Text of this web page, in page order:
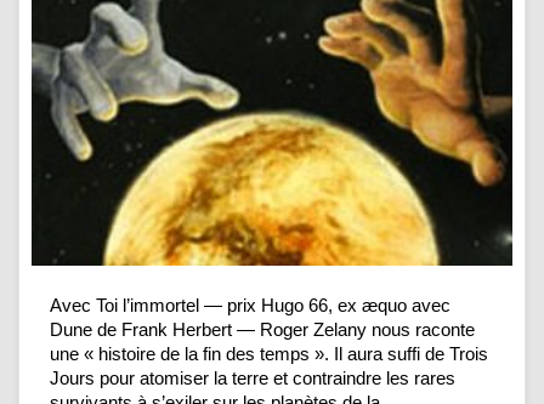
Avec Toi l’immortel — prix Hugo 66, ex æquo avec
Dune de Frank Herbert — Roger Zelany nous raconte
une « histoire de la fin des temps ». Il aura suffi de Trois
Jours pour atomiser la terre et contraindre les rares